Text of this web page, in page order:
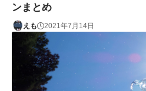
ンまとめ
えも 2021年7月14日